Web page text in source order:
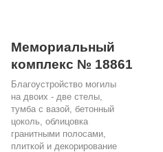
Мемориальный
комплекс № 18861
Благоустройство могилы
на двоих - две стелы,
тумба с вазой, бетонный
цоколь, облицовка
гранитными полосами,
плиткой и декорирование